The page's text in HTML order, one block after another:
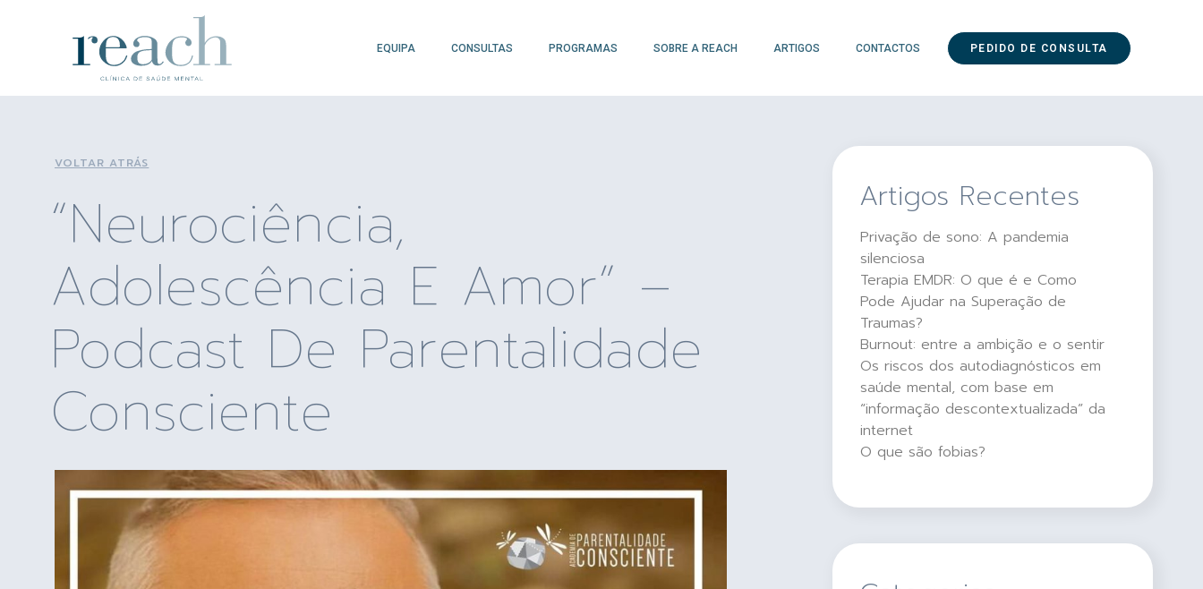
EQUIPA CONSULTAS PROGRAMAS SOBRE A REACH ARTIGOS CONTACTOS PEDIDO DE CONSULTA
VOLTAR ATRÁS
“Neurociência,
Adolescência E Amor” –
Podcast De Parentalidade
Consciente
Artigos Recentes
Privação de sono: A pandemia
silenciosa
Terapia EMDR: O que é e Como
Pode Ajudar na Superação de
Traumas?
Burnout: entre a ambição e o sentir
Os riscos dos autodiagnósticos em
saúde mental, com base em
“informação descontextualizada” da
internet
O que são fobias?